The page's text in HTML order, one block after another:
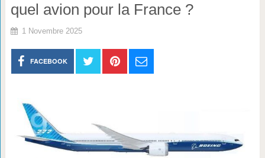
quel avion pour la France ?
1 Novembre 2025
FACEBOOK